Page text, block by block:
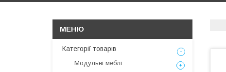
Категорії товарів
Модульні меблі